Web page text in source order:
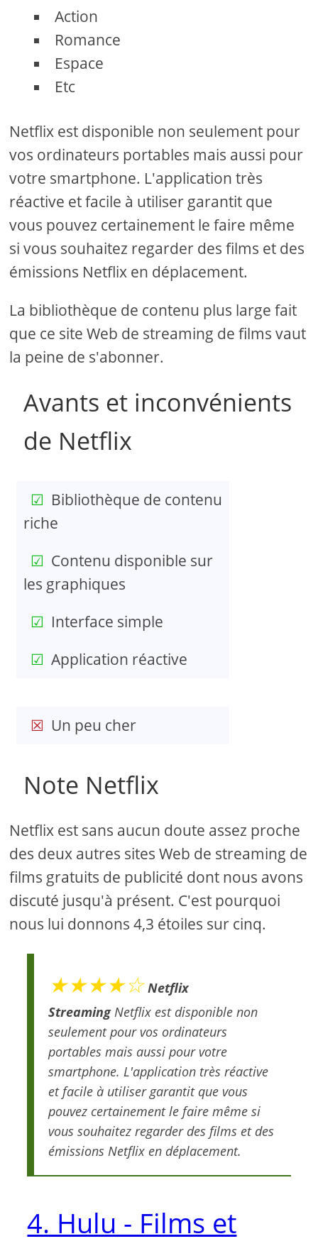
Action
Romance
Espace
Etc
Netflix est disponible non seulement pour
vos ordinateurs portables mais aussi pour
votre smartphone. L'application très
réactive et facile à utiliser garantit que
vous pouvez certainement le faire même
si vous souhaitez regarder des films et des
émissions Netflix en déplacement.
La bibliothèque de contenu plus large fait
que ce site Web de streaming de films vaut
la peine de s'abonner.
Avants et inconvénients
de Netflix
Bibliothèque de contenu
riche
Contenu disponible sur
les graphiques
Interface simple
Application réactive
Un peu cher
Note Netflix
Netflix est sans aucun doute assez proche
des deux autres sites Web de streaming de
films gratuits de publicité dont nous avons
discuté jusqu'à présent. C'est pourquoi
nous lui donnons 4,3 étoiles sur cinq.
★★★★☆ Netflix
StreamingNetflix est disponible non
seulement pour vos ordinateurs
portables mais aussi pour votre
smartphone. L'application très réactive
et facile à utiliser garantit que vous
pouvez certainement le faire même si
vous souhaitez regarder des films et des
émissions Netflix en déplacement.
4. Hulu - Films et